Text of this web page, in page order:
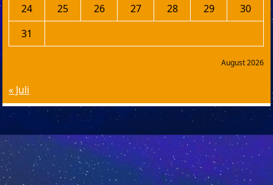
August 2026
24
25 26 27 28 29
30
31
« Juli